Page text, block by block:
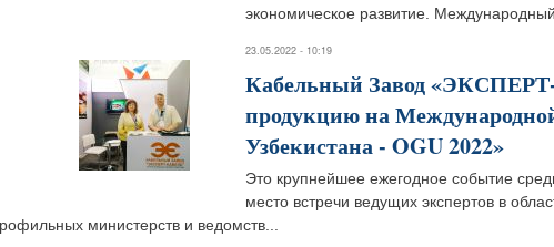
экономическое развитие. Международный
23.05.2022 - 10:19
Кабельный Завод
продукцию на
Узбекистана - OGU 2022»
Это крупнейшее ежегодное событие
место встречи ведущих экспертов в
министерств и ведомств...